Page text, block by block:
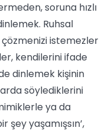
soruna hızlı
Ruhsal
istemezler
kendilerini ifade
dinlemek kişinin
söylediklerini
ya da
yaşamışsın’,